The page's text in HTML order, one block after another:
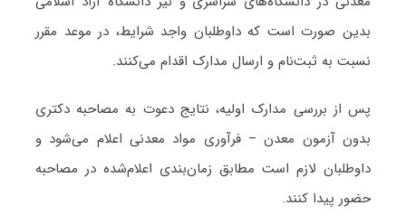
بدین صورت است که داوطلبان واجد شرایط، در موعد مقرر
نسبت به ثبت‌نام و ارسال مدارک اقدام می‌کنند.
پس از بررسی مدارک اولیه، نتایج دعوت به مصاحبه دکتری
بدون آزمون معدن – فرآوری مواد معدنی اعلام می‌شود و
داوطلبان لازم است مطابق زمان‌بندی اعلام‌شده در مصاحبه
حضور پیدا کنند.